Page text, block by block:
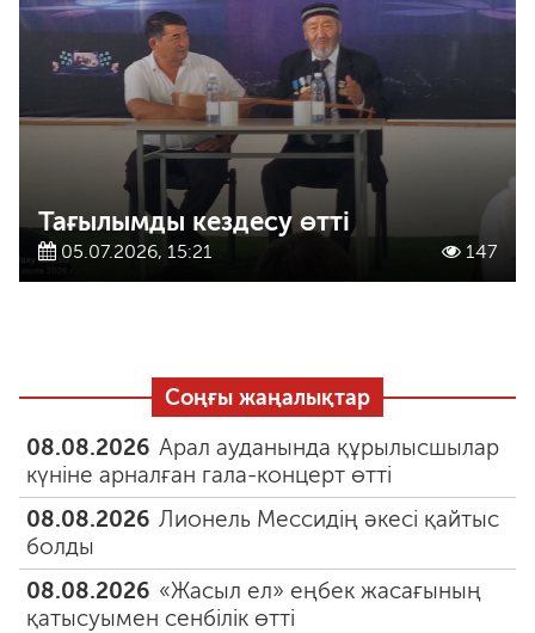
Тағылымды кездесу өтті
05.07.2026, 15:21 147
Соңғы жаңалықтар
08.08.2026 Арал ауданында құрылысшылар
күніне арналған гала-концерт өтті
08.08.2026 Лионель Мессидің әкесі қайтыс
болды
08.08.2026 «Жасыл ел» еңбек жасағының
қатысуымен сенбілік өтті